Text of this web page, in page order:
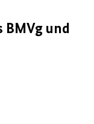
BMVg und